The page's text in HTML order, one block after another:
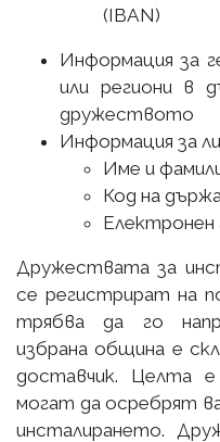
(IBAN)
Информация за
или региони в
дружеството
Информация за
Име и
Код на
Електронен
Дружествата за
се регистрират на
трябва да го
избрана община е
доставчик. Целта
могат да осребрят
инсталирането.